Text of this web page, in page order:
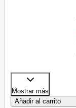
Mostrar más
Añadir al carrito